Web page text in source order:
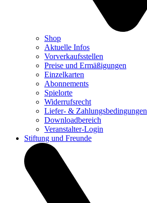
Shop
Aktuelle Infos
Vorverkaufsstellen
Preise und Ermäßigungen
Einzelkarten
Abonnements
Spielorte
Widerrufsrecht
Liefer- & Zahlungsbedingungen
Downloadbereich
Veranstalter-Login
Stiftung und Freunde